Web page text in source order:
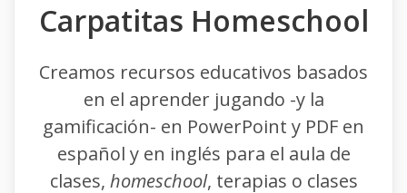
Carpatitas Homeschool
Creamos recursos educativos basados
en el aprender jugando -y la
gamificación- en PowerPoint y PDF en
español y en inglés para el aula de
clases, homeschool, terapias o clases